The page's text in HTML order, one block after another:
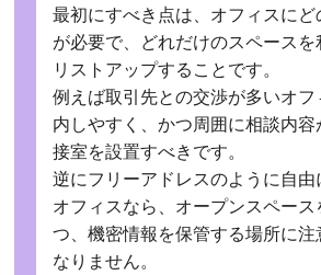
最初にすべき点は、オフィスに
が必要で、どれだけのスペース
リストアップすることです。
例えば取引先との交渉が多いオ
内しやすく、かつ周囲に相談内
接室を設置すべきです。
逆にフリーアドレスのように自由
オフィスなら、オープンスペー
つ、機密情報を保管する場所に
なりません。